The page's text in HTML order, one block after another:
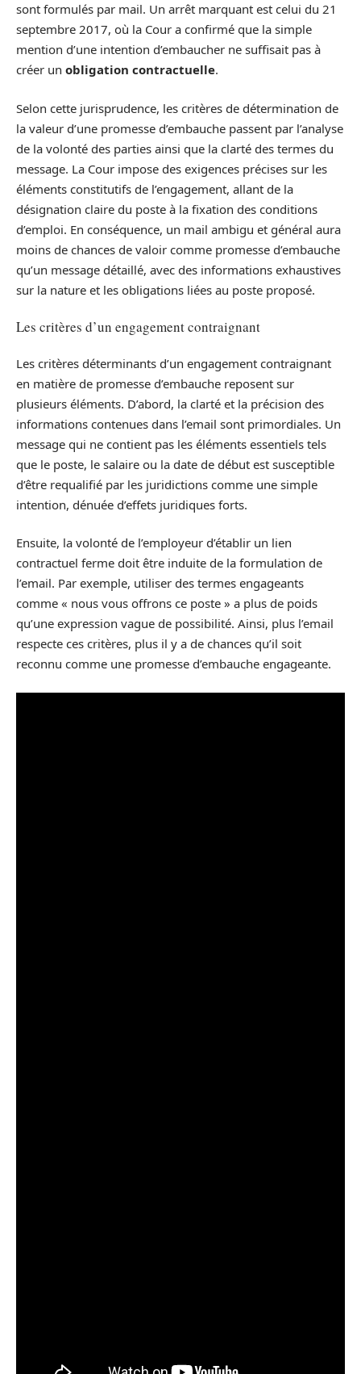
sont formulés par mail. Un arrêt marquant est celui du 21
septembre 2017, où la Cour a confirmé que la simple
mention d’une intention d’embaucher ne suffisait pas à
créer un obligation contractuelle.
Selon cette jurisprudence, les critères de détermination de
la valeur d’une promesse d’embauche passent par l’analyse
de la volonté des parties ainsi que la clarté des termes du
message. La Cour impose des exigences précises sur les
éléments constitutifs de l’engagement, allant de la
désignation claire du poste à la fixation des conditions
d’emploi. En conséquence, un mail ambigu et général aura
moins de chances de valoir comme promesse d’embauche
qu’un message détaillé, avec des informations exhaustives
sur la nature et les obligations liées au poste proposé.
Les critères d’un engagement contraignant
Les critères déterminants d’un engagement contraignant
en matière de promesse d’embauche reposent sur
plusieurs éléments. D’abord, la clarté et la précision des
informations contenues dans l’email sont primordiales. Un
message qui ne contient pas les éléments essentiels tels
que le poste, le salaire ou la date de début est susceptible
d’être requalifié par les juridictions comme une simple
intention, dénuée d’effets juridiques forts.
Ensuite, la volonté de l’employeur d’établir un lien
contractuel ferme doit être induite de la formulation de
l’email. Par exemple, utiliser des termes engageants
comme « nous vous offrons ce poste » a plus de poids
qu’une expression vague de possibilité. Ainsi, plus l’email
respecte ces critères, plus il y a de chances qu’il soit
reconnu comme une promesse d’embauche engageante.